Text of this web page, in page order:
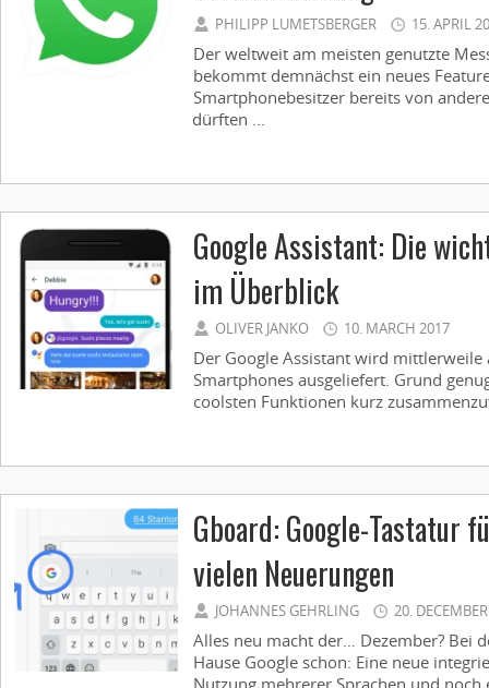
PHILIPP LUMETSBERGER 15. APRIL
Der weltweit am meisten genutzte
bekommt demnächst ein neues
Smartphonebesitzer bereits von
dürften ...
Google Assistant: Die
im Überblick
OLIVER JANKO 10. MARCH 2017
Der Google Assistant wird
Smartphones ausgeliefert. Grund
coolsten Funktionen kurz
Gboard: Google-Tastatur
vielen Neuerungen
JOHANNES GEHRLING 20.
Alles neu macht der… Dezember? Bei
Hause Google schon: Eine neue
Nutzung mehrerer Sprachen und